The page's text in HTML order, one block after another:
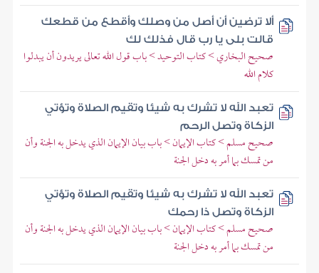
ألا ترضين أن أصل من وصلك وأقطع من قطعك
قالت بلى يا رب قال فذلك لك
صحيح البخاري > كتاب التوحيد > باب قول الله تعالى يريدون أن يبدلوا
كلام الله
تعبد الله لا تشرك به شيئا وتقيم الصلاة وتؤتي
الزكاة وتصل الرحم
صحيح مسلم > كتاب الإيمان > باب بيان الإيمان الذي يدخل به الجنة وأن
من تمسك بما أمر به دخل الجنة
تعبد الله لا تشرك به شيئا وتقيم الصلاة وتؤتي
الزكاة وتصل ذا رحمك
صحيح مسلم > كتاب الإيمان > باب بيان الإيمان الذي يدخل به الجنة وأن
من تمسك بما أمر به دخل الجنة